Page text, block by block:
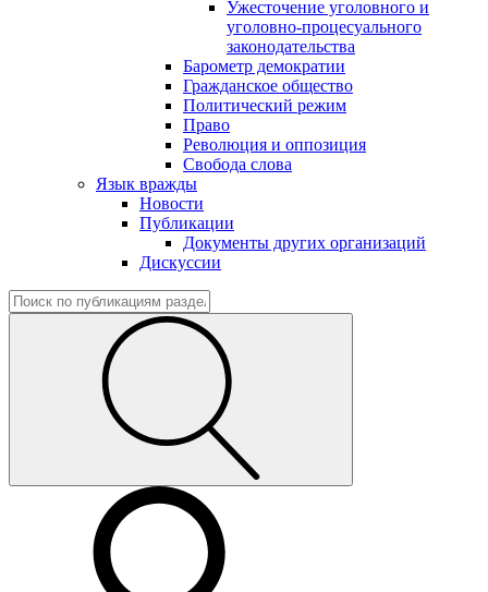
Ужесточение уголовного и
уголовно-процесуального
законодательства
Барометр демократии
Гражданское общество
Политический режим
Право
Революция и оппозиция
Свобода слова
Язык вражды
Новости
Публикации
Документы других организаций
Дискуссии